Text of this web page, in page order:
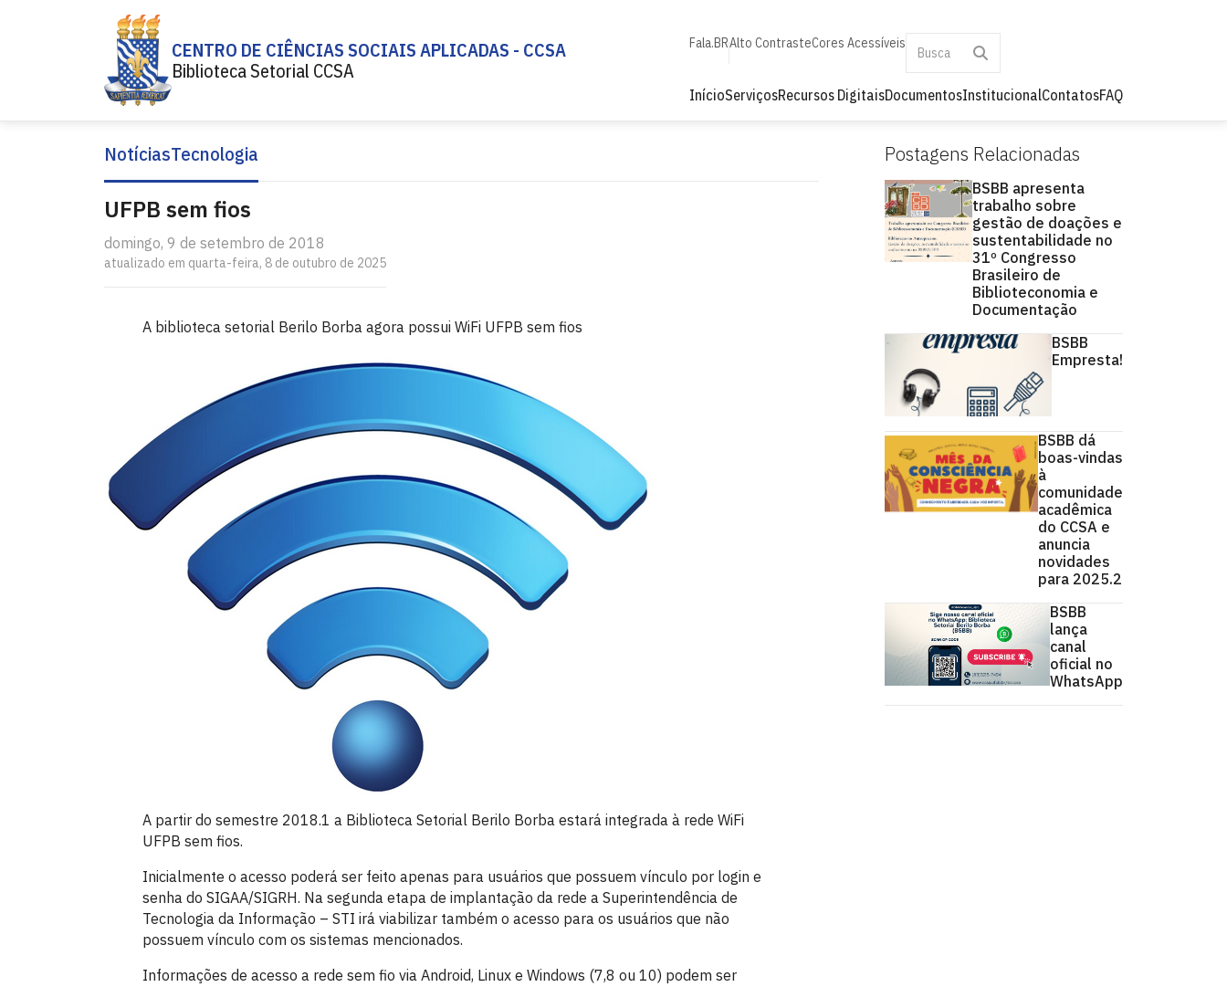
CENTRO DE CIÊNCIAS SOCIAIS APLICADAS - CCSA
Biblioteca Setorial CCSA
Fala.BRAlto ContrasteCores Acessíveis
InícioServiçosRecursos DigitaisDocumentosInstitucionalContatosFAQ
Postagens Relacionadas
BSBB apresenta
trabalho sobre
gestão de doações e
sustentabilidade no
31º Congresso
Brasileiro de
Biblioteconomia e
Documentação
BSBB
Empresta!
BSBB dá
boas-vindas
à
comunidade
acadêmica
do CCSA e
anuncia
novidades
para 2025.2
BSBB
lança
canal
oficial no
WhatsApp
NotíciasTecnologia
UFPB sem fios
domingo, 9 de setembro de 2018
atualizado em quarta-feira, 8 de outubro de 2025
A biblioteca setorial Berilo Borba agora possui WiFi UFPB sem fios
A partir do semestre 2018.1 a Biblioteca Setorial Berilo Borba estará integrada à rede WiFi
UFPB sem fios.
Inicialmente o acesso poderá ser feito apenas para usuários que possuem vínculo por login e
senha do SIGAA/SIGRH. Na segunda etapa de implantação da rede a Superintendência de
Tecnologia da Informação – STI irá viabilizar também o acesso para os usuários que não
possuem vínculo com os sistemas mencionados.
Informações de acesso a rede sem fio via Android, Linux e Windows (7,8 ou 10) podem ser